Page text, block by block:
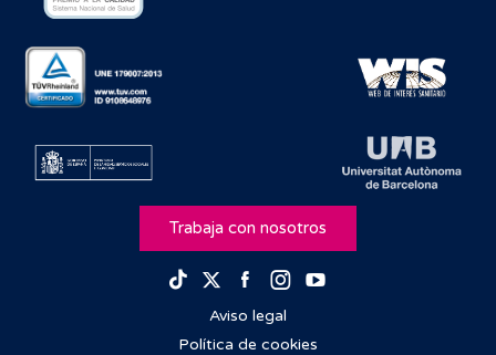
Trabaja con nosotros
TikTokTwitterFacebook
Instagram
Aviso legal
Política de cookies